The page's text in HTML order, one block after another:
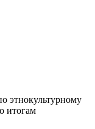
этнокультурному
итогам